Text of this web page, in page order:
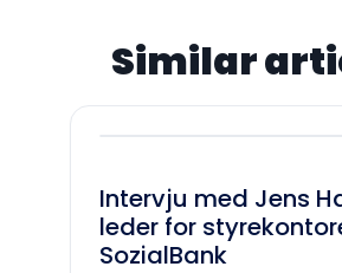
Similar
Intervju med Jens
leder for
SozialBank